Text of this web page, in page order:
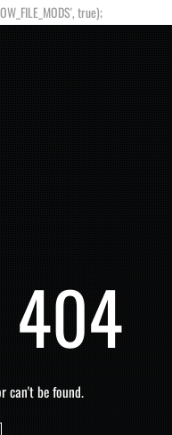
true);
404
can't be found.